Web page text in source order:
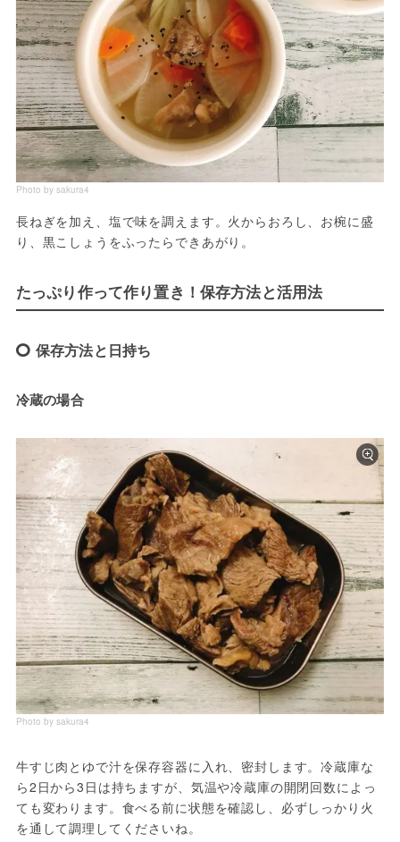
Photo by sakura4
長ねぎを加え、塩で味を調えます。火からおろし、お椀に盛
り、黒こしょうをふったらできあがり。
たっぷり作って作り置き！保存方法と活用法
保存方法と日持ち
冷蔵の場合
Photo by sakura4
牛すじ肉とゆで汁を保存容器に入れ、密封します。冷蔵庫な
ら2日から3日は持ちますが、気温や冷蔵庫の開閉回数によっ
ても変わります。食べる前に状態を確認し、必ずしっかり火
を通して調理してくださいね。